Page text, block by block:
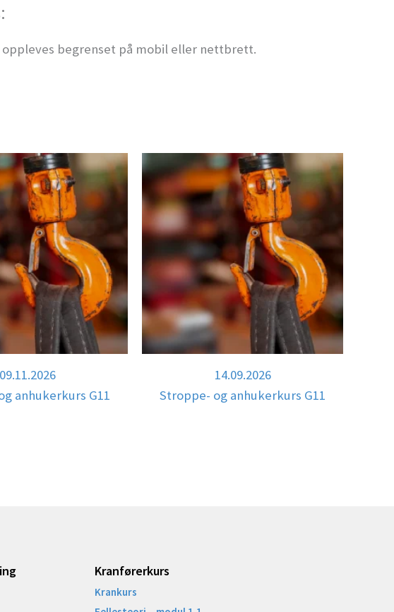
oppleves begrenset på mobil eller nettbrett.
09.11.2026
anhukerkurs G11
14.09.2026
Stroppe- og anhukerkurs G11
Kranførerkurs
Krankurs